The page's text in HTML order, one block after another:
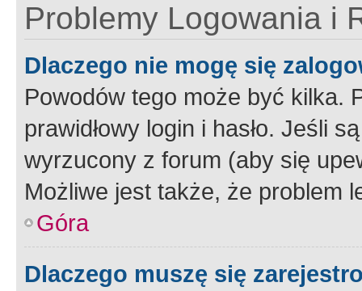
Problemy Logowania i
Dlaczego nie mogę się
Powodów tego może być kilka.
prawidłowy login i hasło. Jeśli
wyrzucony z forum (aby się
Możliwe jest także, że problem
Góra
Dlaczego muszę się